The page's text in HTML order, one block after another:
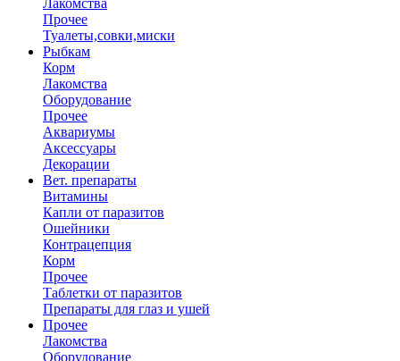
Лакомства
Прочее
Туалеты,совки,миски
Рыбкам
Корм
Лакомства
Оборудование
Прочее
Аквариумы
Аксессуары
Декорации
Вет. препараты
Витамины
Капли от паразитов
Ошейники
Контрацепция
Корм
Прочее
Таблетки от паразитов
Препараты для глаз и ушей
Прочее
Лакомства
Оборудование